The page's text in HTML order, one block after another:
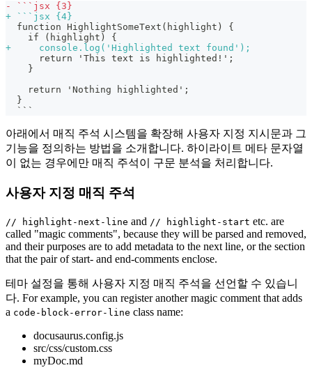
-
```jsx {3}
+ ```jsx {4}
function HighlightSomeText(highlight) {
   if (highlight) {
+
     console.log('Highlighted text found');
     return 'This text is highlighted!';
   }
   return 'Nothing highlighted';
}
```
아래에서 매직 주석 시스템을 확장해 사용자 지정 지시문과 그
기능을 정의하는 방법을 소개합니다. 하이라이트 메타 문자열
이 없는 경우에만 매직 주석이 구문 분석을 처리합니다.
사용자 지정 매직 주석
// highlight-next-line and // highlight-start etc. are
called "magic comments", because they will be parsed and removed,
and their purposes are to add metadata to the next line, or the section
that the pair of start- and end-comments enclose.
테마 설정을 통해 사용자 지정 매직 주석을 선언할 수 있습니
다. For example, you can register another magic comment that adds
a code-block-error-line class name:
docusaurus.config.js
src/css/custom.css
myDoc.md